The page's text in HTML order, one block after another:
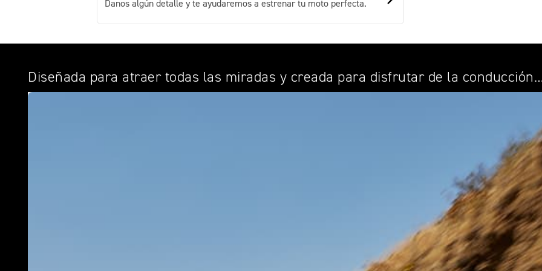
Danos algún detalle y te ayudaremos a estrenar tu moto perfecta.
Diseñada para atraer todas las miradas y creada para disfrutar de la